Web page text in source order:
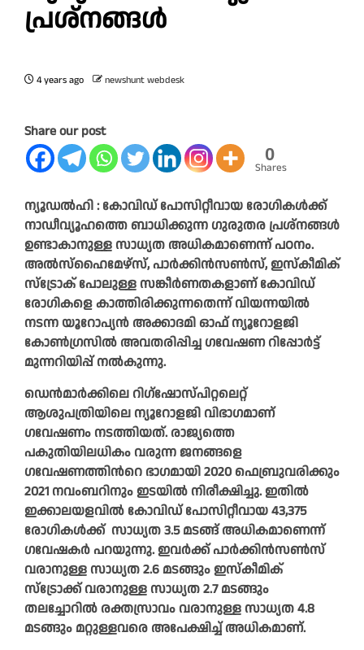
പ്രശ്നങ്ങള്‍
4 years ago newshunt webdesk
Share our post
0
Shares
ന്യൂഡൽഹി : കോവിഡ് പോസിറ്റീവായ രോഗികള്‍ക്ക്
നാഡീവ്യൂഹത്തെ ബാധിക്കുന്ന ഗുരുതര പ്രശ്നങ്ങള്‍
ഉണ്ടാകാനുള്ള സാധ്യത അധികമാണെന്ന് പഠനം.
അല്‍സ്ഹൈമേഴ്സ്, പാര്‍ക്കിന്‍സണ്‍സ്, ഇസ്കീമിക്
സ്ട്രോക് പോലുള്ള സങ്കീര്‍ണതകളാണ് കോവിഡ്
രോഗികളെ കാത്തിരിക്കുന്നതെന്ന് വിയന്നയില്‍
നടന്ന യൂറോപ്യന്‍ അക്കാദമി ഓഫ് ന്യൂറോളജി
കോണ്‍ഗ്രസില്‍ അവതരിപ്പിച്ച ഗവേഷണ റിപ്പോര്‍ട്ട്
മുന്നറിയിപ്പ് നല്‍കുന്നു.
ഡെന്‍മാര്‍ക്കിലെ റിഗ്ഷോസ്പിറ്റലെറ്റ്
ആശുപത്രിയിലെ ന്യൂറോളജി വിഭാഗമാണ്
ഗവേഷണം നടത്തിയത്. രാജ്യത്തെ
പകുതിയിലധികം വരുന്ന ജനങ്ങളെ
ഗവേഷണത്തിന്‍റെ ഭാഗമായി 2020 ഫെബ്രുവരിക്കും
2021 നവംബറിനും ഇടയില്‍ നിരീക്ഷിച്ചു. ഇതില്‍
ഇക്കാലയളവില്‍ കോവിഡ് പോസിറ്റീവായ 43,375
രോഗികള്‍ക്ക് സാധ്യത 3.5 മടങ്ങ് അധികമാണെന്ന്
ഗവേഷകര്‍ പറയുന്നു. ഇവര്‍ക്ക് പാര്‍ക്കിന്‍സണ്‍സ്
വരാനുള്ള സാധ്യത 2.6 മടങ്ങും ഇസ്കീമിക്
സ്ട്രോക്ക് വരാനുള്ള സാധ്യത 2.7 മടങ്ങും
തലച്ചോറില്‍ രക്തസ്രാവം വരാനുള്ള സാധ്യത 4.8
മടങ്ങും മറ്റുള്ളവരെ അപേക്ഷിച്ച് അധികമാണ്.